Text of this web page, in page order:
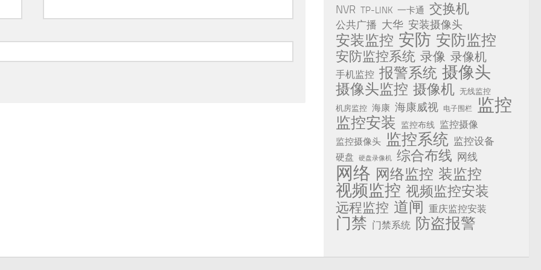
NVR TP-LINK 一卡通 交换机
公共广播 大华 安装摄像头
安装监控 安防 安防监控
安防监控系统 录像 录像机
手机监控 报警系统 摄像头
摄像头监控 摄像机 无线监控
机房监控 海康 海康威视 电子围栏 监控
监控安装 监控布线 监控摄像
监控摄像头 监控系统 监控设备
硬盘 硬盘录像机 综合布线 网线
网络 网络监控 装监控
视频监控 视频监控安装
远程监控 道闸 重庆监控安装
门禁 门禁系统 防盗报警